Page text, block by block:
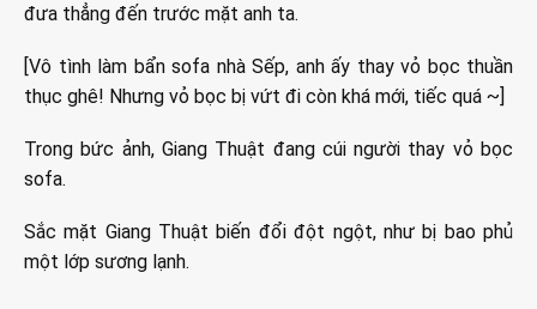
đưa thẳng đến trước mặt anh ta.
[Vô tình làm bẩn sofa nhà Sếp, anh ấy thay vỏ bọc thuần
thục ghê! Nhưng vỏ bọc bị vứt đi còn khá mới, tiếc quá ~]
Trong bức ảnh, Giang Thuật đang cúi người thay vỏ bọc
sofa.
Sắc mặt Giang Thuật biến đổi đột ngột, như bị bao phủ
một lớp sương lạnh.